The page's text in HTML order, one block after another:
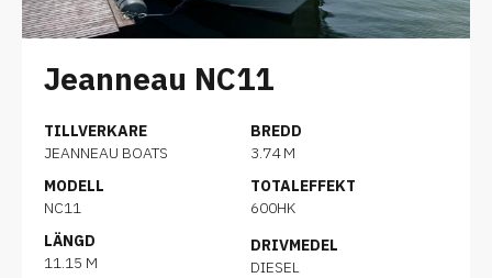
Jeanneau NC11
TILLVERKARE
JEANNEAU BOATS
MODELL
NC11
LÄNGD
11.15 M
BREDD
3.74 M
TOTALEFFEKT
600HK
DRIVMEDEL
DIESEL